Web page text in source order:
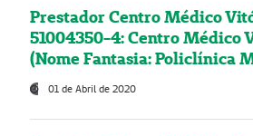
Prestador Centro Médico
51004350-4: Centro Médico
(Nome Fantasia: Policlínica
01 de Abril de 2020